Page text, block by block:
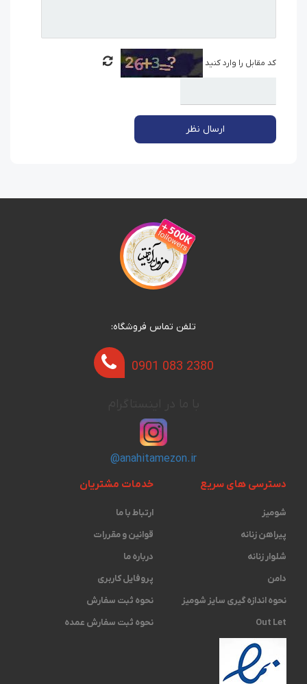
کد مقابل را وارد کنید
ارسال نظر
تلفن تماس فروشگاه:
0901 083 2380
@anahitamezon.ir
دسترسی های سریع
شومیز
پیراهن زنانه
شلوار زنانه
دامن
نحوه اندازه گیری ‫سایز شومیز
Out Let
خدمات مشتریان
ارتباط با ما
قوانین و مقررات
درباره ما
پروفایل کاربری
نحوه ثبت سفارش
نحوه ثبت سفارش عمده